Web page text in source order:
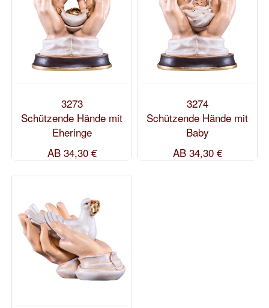
3273
Schützende Hände mit
Eheringe
AB34,30 €
3274
Schützende Hände mit
Baby
AB34,30 €